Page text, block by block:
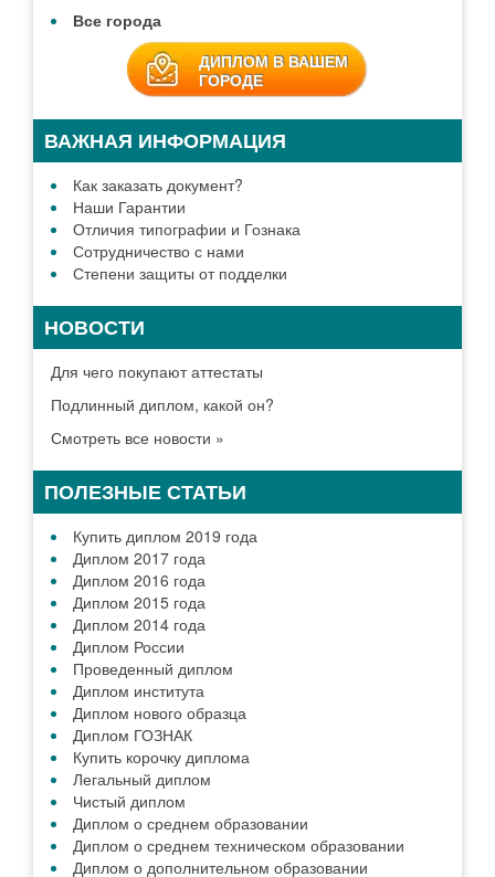
Все города
ДИПЛОМ В ВАШЕМ
ГОРОДЕ
ВАЖНАЯ ИНФОРМАЦИЯ
Как заказать документ?
Наши Гарантии
Отличия типографии и Гознака
Сотрудничество с нами
Степени защиты от подделки
НОВОСТИ
Для чего покупают аттестаты
Подлинный диплом, какой он?
Смотреть все новости »
ПОЛЕЗНЫЕ СТАТЬИ
Купить диплом 2019 года
Диплом 2017 года
Диплом 2016 года
Диплом 2015 года
Диплом 2014 года
Диплом России
Проведенный диплом
Диплом института
Диплом нового образца
Диплом ГОЗНАК
Купить корочку диплома
Легальный диплом
Чистый диплом
Диплом о среднем образовании
Диплом о среднем техническом образовании
Диплом о дополнительном образовании